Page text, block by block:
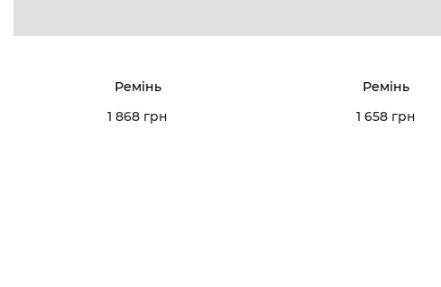
Ремінь
1 868 грн
Ремінь
1 658 грн